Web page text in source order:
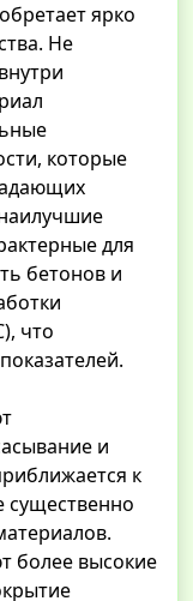
ярко
Не
которые
для
бетонов и
что
и
к
существенно
более высокие